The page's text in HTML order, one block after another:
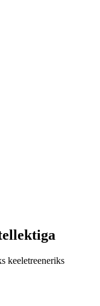
keeletreeneriks